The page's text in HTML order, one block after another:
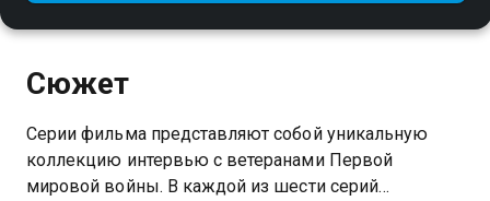
Сюжет
Серии фильма представляют собой уникальную
коллекцию интервью с ветеранами Первой
мировой войны. В каждой из шести серий